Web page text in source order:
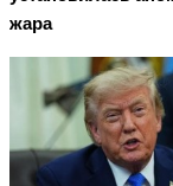
жара